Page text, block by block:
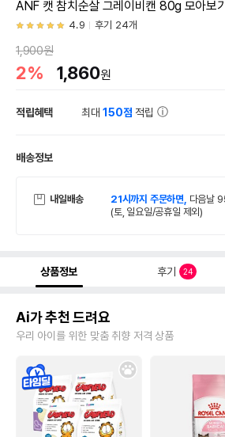
ANF 캣 참치순살 그레이비캔 80g 모아보
4.9 후기 24개
1,900원
2% 1,860원
적립혜택 최대150점 적립
배송정보
내일배송 21시까지 주문하면, 다음날
(토, 일요일/공휴일 제외)
상품정보 후기 24
Ai가 추천 드려요
우리 아이를 위한 맞춤 취향 저격 상품